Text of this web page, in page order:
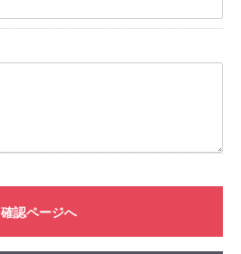
確認ページへ